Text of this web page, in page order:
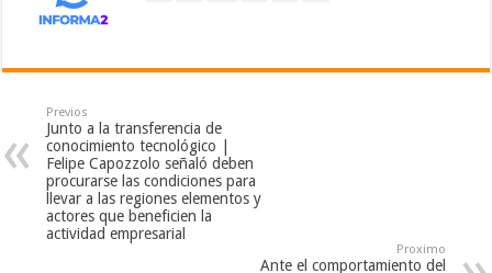
Previos
Junto a la transferencia de
conocimiento tecnológico |
Felipe Capozzolo señaló deben
procurarse las condiciones para
llevar a las regiones elementos y
actores que beneficien la
actividad empresarial
Proximo
Ante el comportamiento del